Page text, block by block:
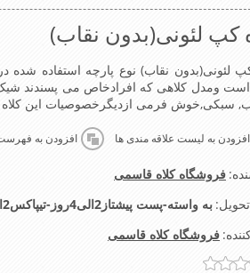
کپ لئونی(بدون نقاب)
لئونی(بدون نقاب) نوع پارچه استفاده شده
است ومدل کلاهی که افرادخاص می پسندند
سبکی,خوش فرمی ازدیگرخصوصیات این کلاه
افزودن به لیست علاقه مندی ها افزودن به
فروشگاه کلاه قاسمی
به واسته-پست پیشتاز2الی4روز-تیپاکس2الی3روز-شهرتهران اسنپ2الی4ساعت
فروشگاه کلاه قاسمی